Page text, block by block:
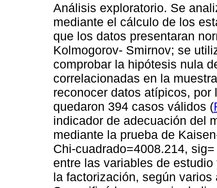
Análisis exploratorio. Se
mediante el cálculo de los
que los datos presentaran
Kolmogorov- Smirnov; se
comprobar la hipótesis nula
correlacionadas en la
reconocer datos atípicos,
quedaron 394 casos válidos (
indicador de adecuación del
mediante la prueba de
Chi-cuadrado=4008.214,
entre las variables de
la factorización, según